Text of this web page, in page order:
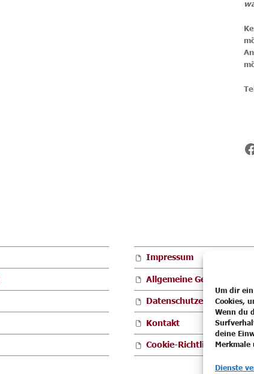
Um dir
Cookies,
Wenn du
deine
Dienste
Impressum
Allgemeine
Datenschutzerklärung
Kontakt
Cookie-Richtlinie (EU)